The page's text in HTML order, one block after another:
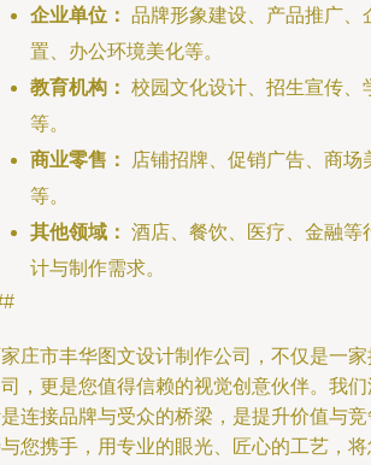
企业单位： 品牌形象建设、产品推广、
置、办公环境美化等。
教育机构： 校园文化设计、招生宣传、
等。
商业零售：
店铺招牌、促销广告、商场
等。
其他领域： 酒店、餐饮、医疗、金融等
计与制作需求。
庄市丰华图文设计制作公司，不仅是一
，更是您值得信赖的视觉创意伙伴。我
连接品牌与受众的桥梁，是提升价值与
您携手，用专业的眼光、匠心的工艺，